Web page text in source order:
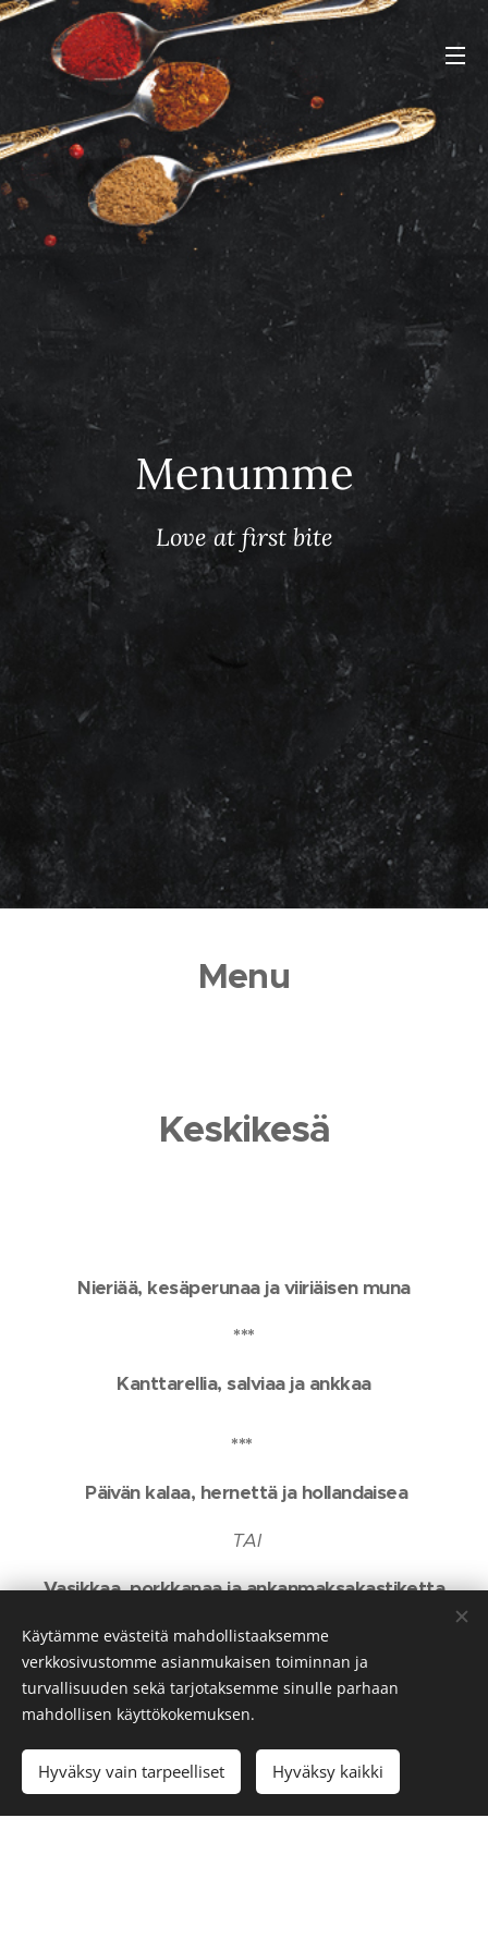
Menumme
Love at first bite
Menu
Keskikesä
Nieriää, kesäperunaa ja viiriäisen muna
***
Kanttarellia, salviaa ja ankkaa
***
Päivän kalaa, hernettä ja hollandaisea
TAI
Vasikkaa, porkkanaa ja ankanmaksakastiketta
***
Juustoa ja hilloketta
Tonkapapujäätelöä, mansikkaa ja rosepippuria
Käytämme evästeitä mahdollistaaksemme
verkkosivustomme asianmukaisen toiminnan ja
turvallisuuden sekä tarjotaksemme sinulle parhaan
mahdollisen käyttökokemuksen.
Hyväksy vain tarpeelliset Hyväksy kaikki